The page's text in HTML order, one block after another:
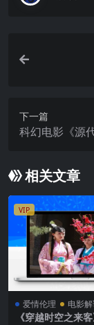
下一篇
科幻电影《源
相关文章
VIP
爱情伦理 电影
《穿越时空之来